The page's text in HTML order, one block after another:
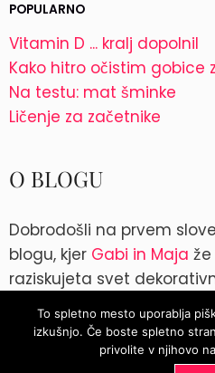
POPULARNO
Vitamin D ... kralj dopolnil
Kako hitro očistim gobice
Na testu: mat šminke
Ličenje za začetnike
O BLOGU
Dobrodošli na prvem
blogu, kjer Gabi in Maja že
raziskujeta svet
To spletno mesto uporablja
izkušnjo. Če boste spletno
privolite v njihovo